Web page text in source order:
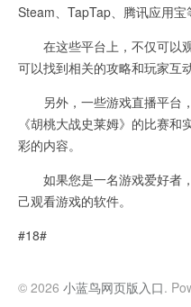
Steam、TapTap、腾讯应用宝
在这些平台上，不仅可以
可以找到相关的攻略和玩家互动
另外，一些游戏直播平台
《胡桃大战史莱姆》的比赛
彩的内容。
如果您是一名游戏爱好者
己观看游戏的软件。
#18#
© 2026 小蓝鸟网页版入口.